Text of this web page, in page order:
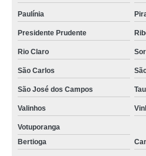
Paulínia
Presidente Prudente
Rio Claro
São Carlos
São José dos Campos
Valinhos
Votuporanga
Bertioga